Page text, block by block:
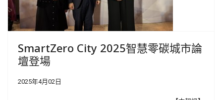
SmartZero City 2025智慧零碳城市論
壇登場
2025年4月02日